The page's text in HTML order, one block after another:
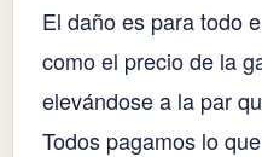
El daño es para todo
como el precio de la
elevándose a la par
Todos pagamos lo